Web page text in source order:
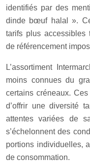
identifiés par des
dinde bœuf halal ».
tarifs plus accessibles
de référencement
L’assortiment
moins connues du
certains créneaux.
d’offrir une diversité
attentes variées de
s’échelonnent des
portions individuelles,
de consommation.